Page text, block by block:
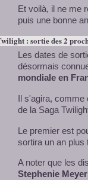
Et voilà, il ne me
puis une bonne
: sortie des 2
Les dates de
désormais
mondiale en
Il s'agira,
de la Saga
Le premier est
sortira un an plus
A noter que les
Stephenie Meyer